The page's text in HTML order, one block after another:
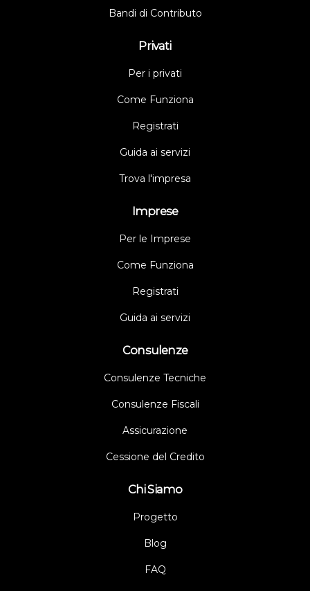
Bandi di Contributo
Privati
Per i privati
Come Funziona
Registrati
Guida ai servizi
Trova l'impresa
Imprese
Per le Imprese
Come Funziona
Registrati
Guida ai servizi
Consulenze
Consulenze Tecniche
Consulenze Fiscali
Assicurazione
Cessione del Credito
Chi Siamo
Progetto
Blog
FAQ